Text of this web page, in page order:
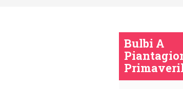
Bulbi A